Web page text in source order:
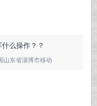
么操作？？
山东省淄博市移动